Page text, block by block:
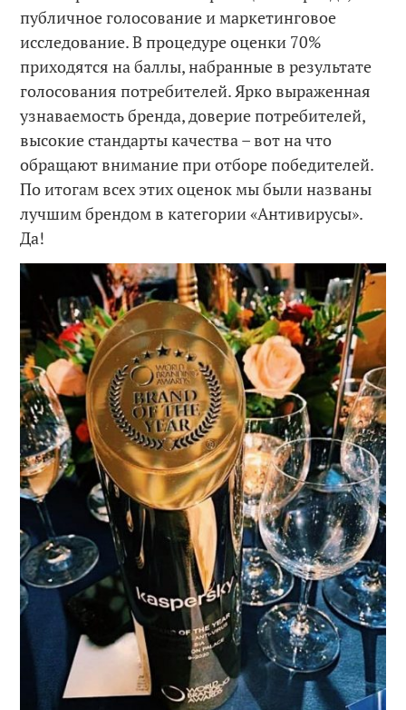
публичное голосование и маркетинговое
исследование. В процедуре оценки 70%
приходятся на баллы, набранные в результате
голосования потребителей. Ярко выраженная
узнаваемость бренда, доверие потребителей,
высокие стандарты качества – вот на что
обращают внимание при отборе победителей.
По итогам всех этих оценок мы были названы
лучшим брендом в категории «Антивирусы».
Да!